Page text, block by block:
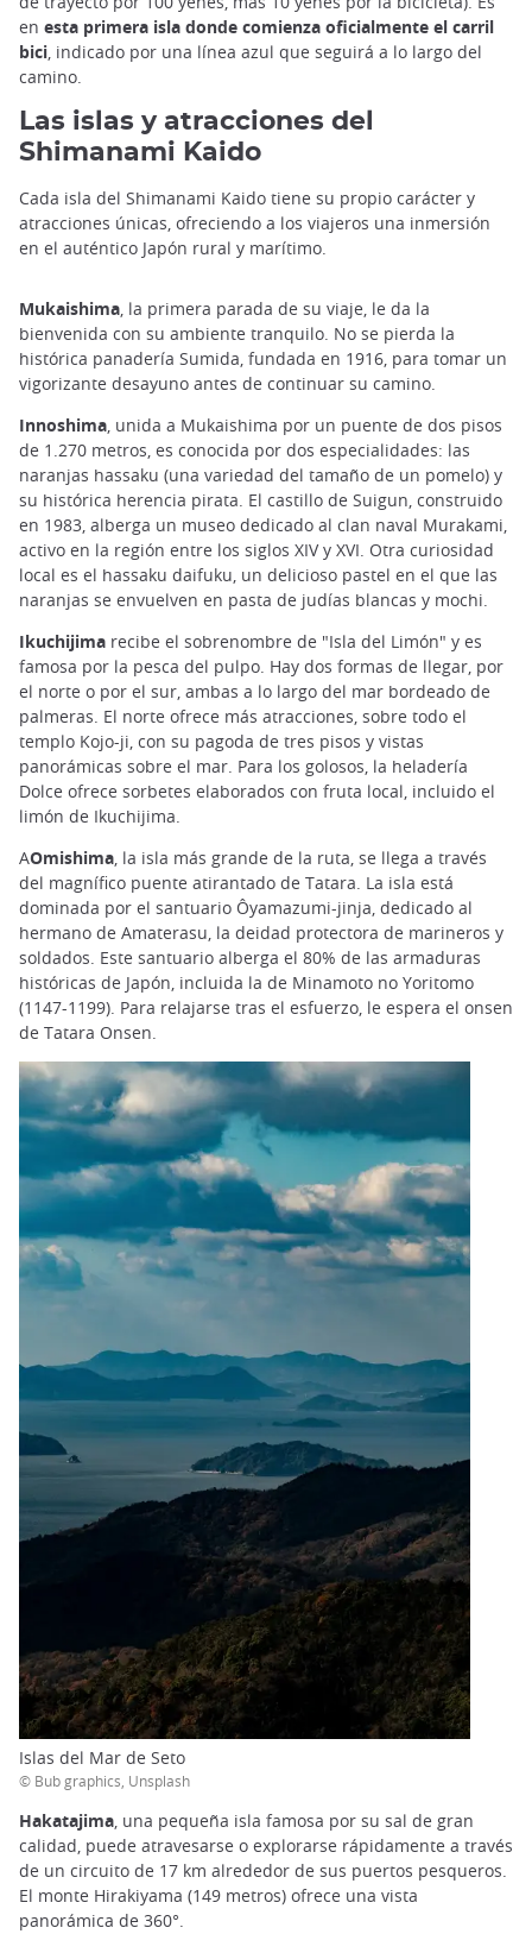
en esta primera isla donde comienza oficialmente el carril
bici, indicado por una línea azul que seguirá a lo largo del
camino.
Las islas y atracciones del
Shimanami Kaido
Cada isla del Shimanami Kaido tiene su propio carácter y
atracciones únicas, ofreciendo a los viajeros una inmersión
en el auténtico Japón rural y marítimo.
Mukaishima , la primera parada de su viaje, le da la
bienvenida con su ambiente tranquilo. No se pierda la
histórica panadería Sumida, fundada en 1916, para tomar un
vigorizante desayuno antes de continuar su camino.
Innoshima , unida a Mukaishima por un puente de dos pisos
de 1.270 metros, es conocida por dos especialidades: las
naranjas hassaku (una variedad del tamaño de un pomelo) y
su histórica herencia pirata. El castillo de Suigun, construido
en 1983, alberga un museo dedicado al clan naval Murakami,
activo en la región entre los siglos XIV y XVI. Otra curiosidad
local es el hassaku daifuku, un delicioso pastel en el que las
naranjas se envuelven en pasta de judías blancas y mochi.
Ikuchijima recibe el sobrenombre de "Isla del Limón" y es
famosa por la pesca del pulpo. Hay dos formas de llegar, por
el norte o por el sur, ambas a lo largo del mar bordeado de
palmeras. El norte ofrece más atracciones, sobre todo el
templo Kojo-ji, con su pagoda de tres pisos y vistas
panorámicas sobre el mar. Para los golosos, la heladería
Dolce ofrece sorbetes elaborados con fruta local, incluido el
limón de Ikuchijima.
AOmishima, la isla más grande de la ruta, se llega a través
del magnífico puente atirantado de Tatara. La isla está
dominada por el santuario Ôyamazumi-jinja, dedicado al
hermano de Amaterasu, la deidad protectora de marineros y
soldados. Este santuario alberga el 80% de las armaduras
históricas de Japón, incluida la de Minamoto no Yoritomo
(1147-1199). Para relajarse tras el esfuerzo, le espera el onsen
de Tatara Onsen.
Islas del Mar de Seto
© Bub graphics, Unsplash
Hakatajima, una pequeña isla famosa por su sal de gran
calidad, puede atravesarse o explorarse rápidamente a través
de un circuito de 17 km alrededor de sus puertos pesqueros.
El monte Hirakiyama (149 metros) ofrece una vista
panorámica de 360°.